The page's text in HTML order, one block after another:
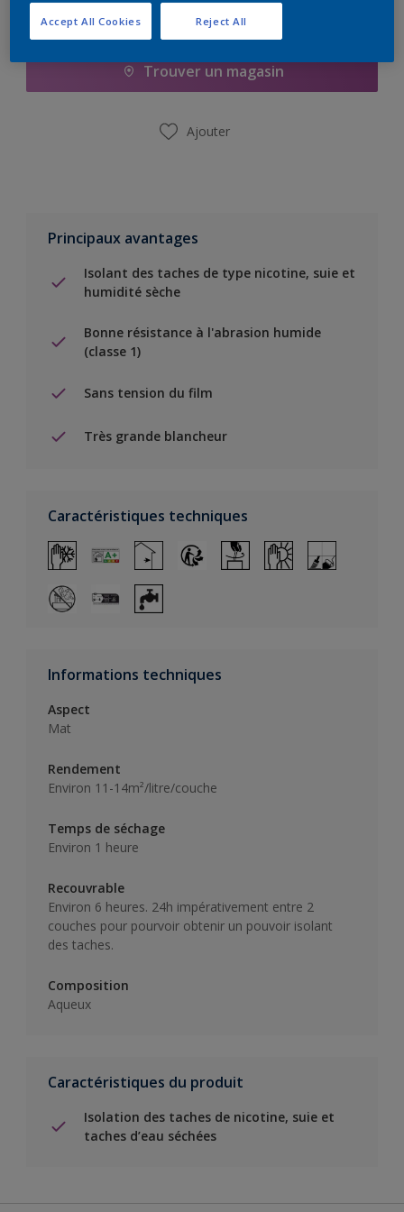
Ajouter à la liste d’achats
Trouver un magasin
Ajouter
Principaux avantages
Isolant des taches de type nicotine, suie et
humidité sèche
Bonne résistance à l'abrasion humide
(classe 1)
Sans tension du film
Très grande blancheur
Caractéristiques techniques
Informations techniques
Aspect
Mat
Rendement
Environ 11-14m²/litre/couche
Temps de séchage
Environ 1 heure
Recouvrable
Environ 6 heures. 24h impérativement entre 2
couches pour pourvoir obtenir un pouvoir isolant
des taches.
Composition
Aqueux
Caractéristiques du produit
Isolation des taches de nicotine, suie et
taches d’eau séchées
Reject All
Accept All Cookies